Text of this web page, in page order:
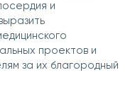
и
проектов и
за их благородный